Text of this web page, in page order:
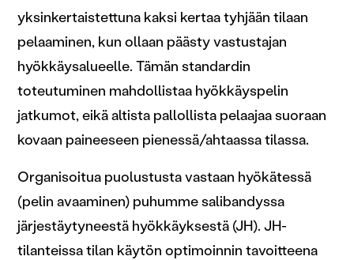
yksinkertaistettuna kaksi kertaa tyhjään tilaan
pelaaminen, kun ollaan päästy vastustajan
hyökkäysalueelle. Tämän standardin
toteutuminen mahdollistaa hyökkäyspelin
jatkumot, eikä altista pallollista pelaajaa suoraan
kovaan paineeseen pienessä/ahtaassa tilassa.
Organisoitua puolustusta vastaan hyökätessä
(pelin avaaminen) puhumme salibandyssa
järjestäytyneestä hyökkäyksestä (JH). JH-
tilanteissa tilan käytön optimoinnin tavoitteena